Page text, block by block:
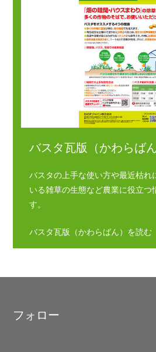
バスタ瓦版（かわらばん
バスタの上手な使い方や最近枯れ
いる雑草の生態など農業に役立つ
す。
バスタ瓦版（かわらばん）を読む
フォロー